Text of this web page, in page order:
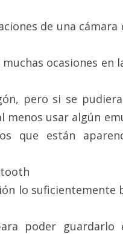
de una cámara
ocasiones en
pero si se
menos usar algún
que están
lo suficientemente
poder guardarlo